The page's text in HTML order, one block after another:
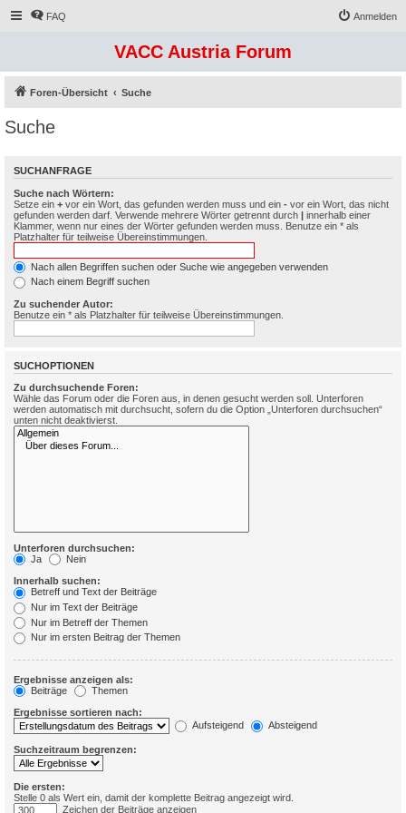
FAQ Anmelden
VACC Austria Forum
Foren-Übersicht Suche
Suche
SUCHANFRAGE
Suche nach Wörtern:
Setze ein + vor ein Wort, das gefunden werden muss und ein - vor ein Wort, das nicht
gefunden werden darf. Verwende mehrere Wörter getrennt durch | innerhalb einer
Klammer, wenn nur eines der Wörter gefunden werden muss. Benutze ein * als
Platzhalter für teilweise Übereinstimmungen.
Nach allen Begriffen suchen oder Suche wie angegeben verwenden
Nach einem Begriff suchen
Zu suchender Autor:
Benutze ein * als Platzhalter für teilweise Übereinstimmungen.
SUCHOPTIONEN
Zu durchsuchende Foren:
Wähle das Forum oder die Foren aus, in denen gesucht werden soll. Unterforen
werden automatisch mit durchsucht, sofern du die Option „Unterforen durchsuchen“
unten nicht deaktivierst.
Unterforen durchsuchen:
Ja
Nein
Innerhalb suchen:
Betreff und Text der Beiträge
Nur im Text der Beiträge
Nur im Betreff der Themen
Nur im ersten Beitrag der Themen
Ergebnisse anzeigen als:
Beiträge
Themen
Ergebnisse sortieren nach:
Aufsteigend
Absteigend
Suchzeitraum begrenzen:
Die ersten:
Stelle 0 als Wert ein, damit der komplette Beitrag angezeigt wird.
Zeichen der Beiträge anzeigen